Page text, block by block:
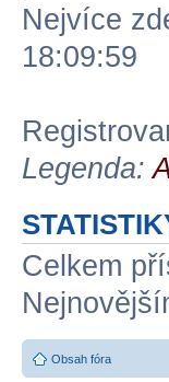
Nejvíce
18:09:59
Legenda:
Celkem
Obsah fóra